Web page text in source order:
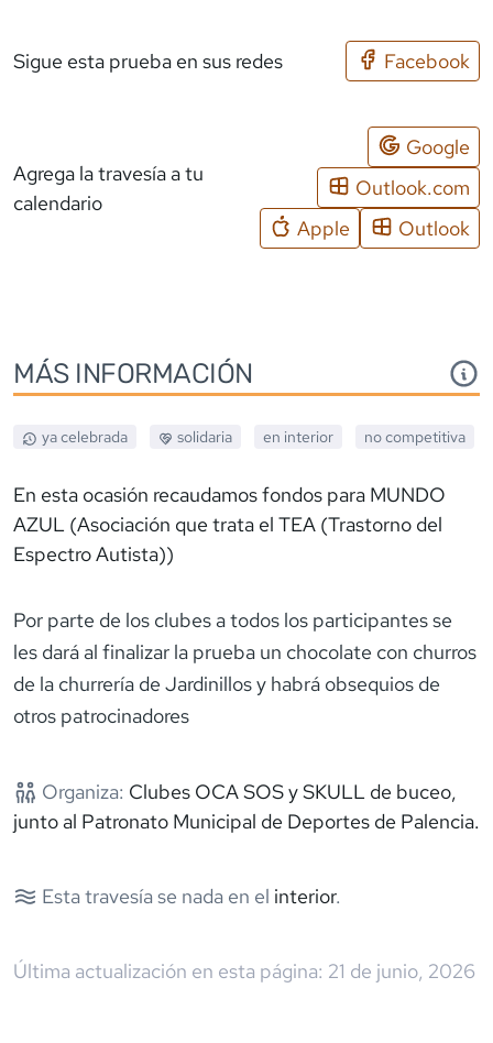
Sigue esta prueba en sus redes Facebook
Agrega la travesía a tu
calendario
Google
Outlook.com
Apple
Outlook
MÁS INFORMACIÓN
ya celebrada solidaria en interior no competitiva
En esta ocasión recaudamos fondos para MUNDO
AZUL (Asociación que trata el TEA (Trastorno del
Espectro Autista))
Por parte de los clubes a todos los participantes se
les dará al finalizar la prueba un chocolate con churros
de la churrería de Jardinillos y habrá obsequios de
otros patrocinadores
Organiza: Clubes OCA SOS y SKULL de buceo,
junto al Patronato Municipal de Deportes de Palencia.
Esta travesía se nada en el interior.
Última actualización en esta página: 21 de junio, 2026